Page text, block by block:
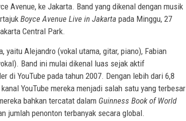
Avenue, ke Jakarta. Band yang dikenal dengan musik
Boyce Avenue Live in Jakarta pada Minggu, 27
Central Park.
yaitu Alejandro (vokal utama, gitar, piano), Fabian
Band ini mulai dikenal luas sejak aktif
di YouTube pada tahun 2007. Dengan lebih dari 6,8
YouTube mereka menjadi salah satu yang terbesar
bahkan tercatat dalam Guinness Book of World
jumlah penonton terbanyak secara global.